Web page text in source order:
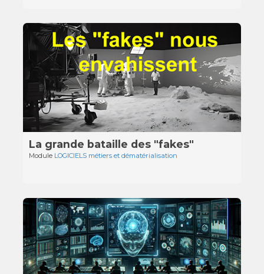
La grande bataille des "fakes"
Module LOGICIELS métiers et dématérialisation